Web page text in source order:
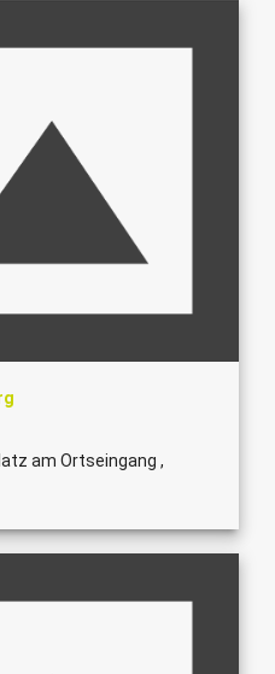
am Ortseingang ,